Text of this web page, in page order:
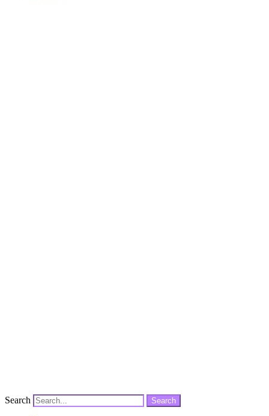
Search Search